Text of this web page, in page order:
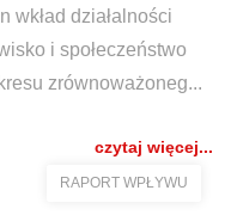
wkład działalności
i społeczeństwo
zrównoważoneg...
czytaj więcej...
RAPORT WPŁYWU